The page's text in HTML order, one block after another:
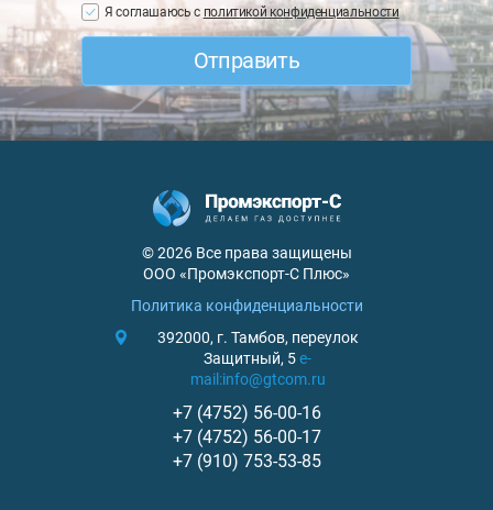
Я соглашаюсь с политикой конфиденциальности
© 2026 Все права защищены
ООО «Промэкспорт-С Плюс»
Политика конфиденциальности
392000, г. Тамбов, переулок
Защитный, 5e-
mail:info@gtcom.ru
+7 (4752) 56-00-16
+7 (4752) 56-00-17
+7 (910) 753-53-85